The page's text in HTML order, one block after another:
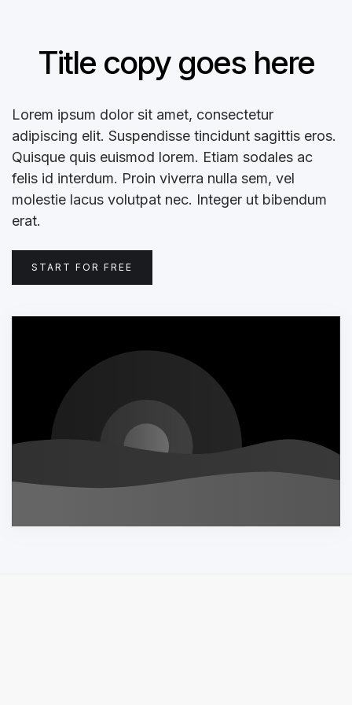
Title copy goes here
Lorem ipsum dolor sit amet, consectetur
adipiscing elit. Suspendisse tincidunt sagittis eros.
Quisque quis euismod lorem. Etiam sodales ac
felis id interdum. Proin viverra nulla sem, vel
molestie lacus volutpat nec. Integer ut bibendum
erat.
START FOR FREE